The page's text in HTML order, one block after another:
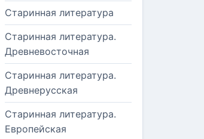
Старинная литература
Старинная литература.
Древневосточная
Старинная литература.
Древнерусская
Старинная литература.
Европейская